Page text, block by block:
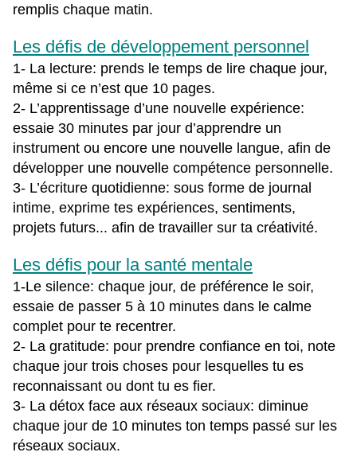
remplis chaque matin.
Les défis de développement personnel
1- La lecture: prends le temps de lire chaque jour,
même si ce n’est que 10 pages.
2- L’apprentissage d’une nouvelle expérience:
essaie 30 minutes par jour d’apprendre un
instrument ou encore une nouvelle langue, afin de
développer une nouvelle compétence personnelle.
3- L’écriture quotidienne: sous forme de journal
intime, exprime tes expériences, sentiments,
projets futurs... afin de travailler sur ta créativité.
Les défis pour la santé mentale
1-Le silence: chaque jour, de préférence le soir,
essaie de passer 5 à 10 minutes dans le calme
complet pour te recentrer.
2- La gratitude: pour prendre confiance en toi, note
chaque jour trois choses pour lesquelles tu es
reconnaissant ou dont tu es fier.
3- La détox face aux réseaux sociaux: diminue
chaque jour de 10 minutes ton temps passé sur les
réseaux sociaux.